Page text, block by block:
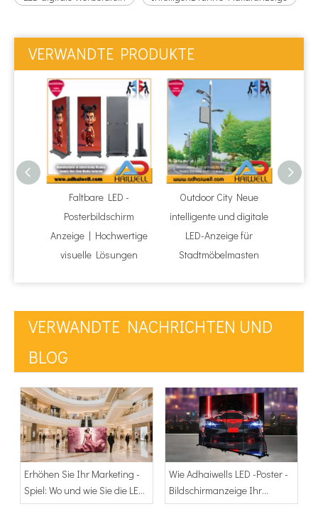
VERWANDTE PRODUKTE
Faltbare LED -
Posterbildschirm
Anzeige | Hochwertige
visuelle Lösungen
Outdoor City Neue
intelligente und digitale
LED-Anzeige für
Stadtmöbelmasten
VERWANDTE NACHRICHTEN UND
BLOG
Erhöhen Sie Ihr Marketing -
Spiel: Wo und wie Sie die LED
-Poster -Displays von
Wie Adhaiwells LED -Poster -
Bildschirmanzeige Ihr
visuelles Marketing